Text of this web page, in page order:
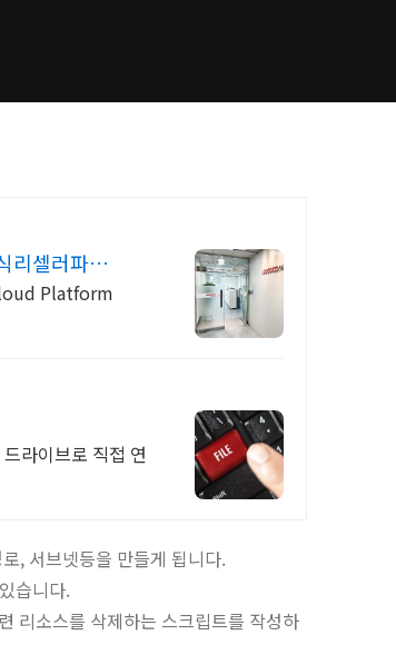
리셀러파트
Platform
라이브로 직접 연
, 서브넷등을 만들게 됩니다.
습니다.
리소스를 삭제하는 스크립트를 작성하